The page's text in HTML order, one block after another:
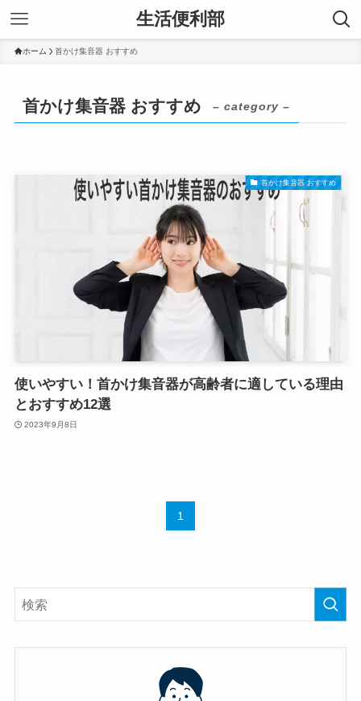
生活便利部
ホーム 首かけ集音器 おすすめ
首かけ集音器 おすすめ – category –
首かけ集音器 おすすめ
使いやすい！首かけ集音器が高齢者に適している理由
とおすすめ12選
2023年9月8日
1